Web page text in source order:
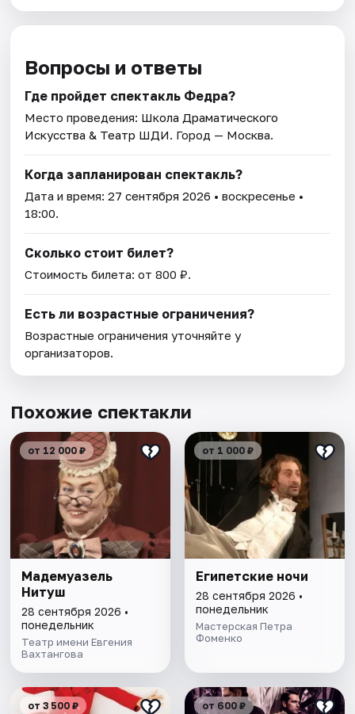
Вопросы и ответы
Где пройдет спектакль Федра?
Место проведения: Школа Драматического
Искусства & Театр ШДИ. Город — Москва.
Когда запланирован спектакль?
Дата и время:27 сентября 2026 • воскресенье •
18:00.
Сколько стоит билет?
Стоимость билета: от 800 ₽.
Есть ли возрастные ограничения?
Возрастные ограничения уточняйте у
организаторов.
Похожие спектакли
от 12 000 ₽
Мадемуазель
Нитуш
28 сентября 2026 •
понедельник
Театр имени Евгения
Вахтангова
от 1 000 ₽
Египетские ночи
28 сентября 2026 •
понедельник
Мастерская Петра
Фоменко
от 3 500 ₽ от 600 ₽